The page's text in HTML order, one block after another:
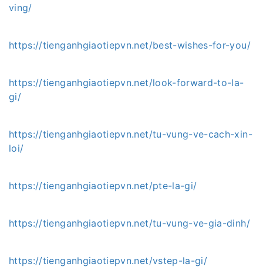
ving/
https://tienganhgiaotiepvn.net/best-wishes-for-you/
https://tienganhgiaotiepvn.net/look-forward-to-la-
gi/
https://tienganhgiaotiepvn.net/tu-vung-ve-cach-xin-
loi/
https://tienganhgiaotiepvn.net/pte-la-gi/
https://tienganhgiaotiepvn.net/tu-vung-ve-gia-dinh/
https://tienganhgiaotiepvn.net/vstep-la-gi/